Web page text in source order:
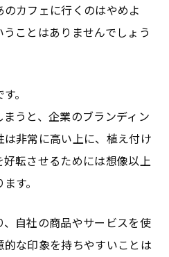
カフェに行くのはやめよ
ことはありませんでしょう
。
うと、企業のブランディン
非常に高い上に、植え付け
転させるためには想像以上
す。
、自社の商品やサービスを使
な印象を持ちやすいことは